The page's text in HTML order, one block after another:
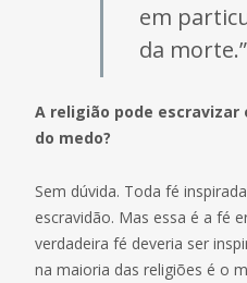
em
da morte.”
A religião pode escravizar
do medo?
Sem dúvida. Toda fé
escravidão. Mas essa é a fé
verdadeira fé deveria ser
na maioria das religiões é o